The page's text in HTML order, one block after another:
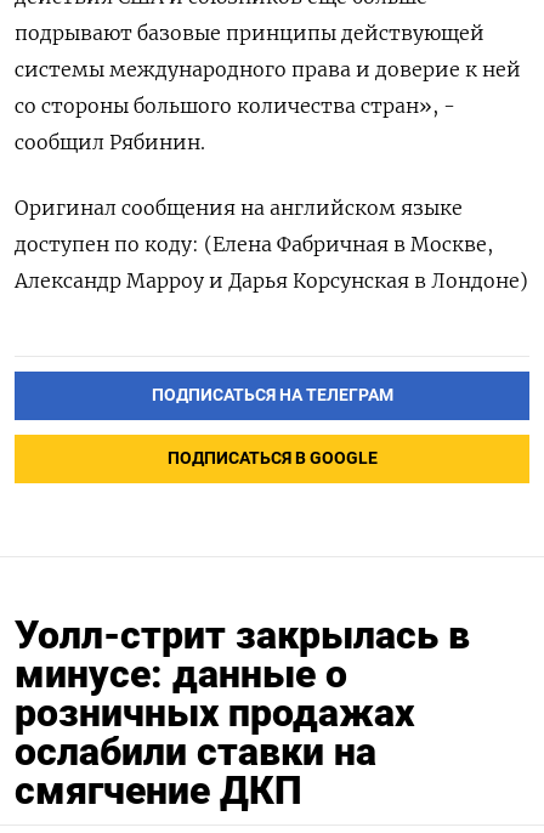
подрывают базовые принципы действующей
системы международного права и доверие к ней
со стороны большого количества стран», -
сообщил Рябинин.
Оригинал сообщения на английском языке
доступен по коду: (Елена Фабричная в Москве,
Александр Марроу и Дарья Корсунская в Лондоне)
ПОДПИСАТЬСЯ НА ТЕЛЕГРАМ
ПОДПИСАТЬСЯ В GOOGLE
Уолл-стрит закрылась в
минусе: данные о
розничных продажах
ослабили ставки на
смягчение ДКП